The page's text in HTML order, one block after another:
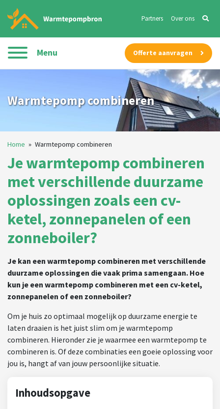
Partners Over ons
Menu Offerte aanvragen
Warmtepomp combineren
Home » Warmtepomp combineren
Je warmtepomp combineren
met verschillende duurzame
oplossingen zoals een cv-
ketel, zonnepanelen of een
zonneboiler?
Je kan een warmtepomp combineren met verschillende
duurzame oplossingen die vaak prima samengaan. Hoe
kun je een warmtepomp combineren met een cv-ketel,
zonnepanelen of een zonneboiler?
Om je huis zo optimaal mogelijk op duurzame energie te
laten draaien is het juist slim om je warmtepomp
combineren. Hieronder zie je waarmee een warmtepomp te
combineren is. Of deze combinaties een goeie oplossing voor
jou is, hangt af van jouw persoonlijke situatie.
Inhoudsopgave